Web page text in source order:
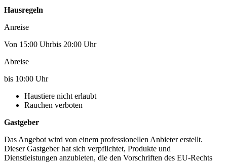
Hausregeln
Anreise
Von 15:00 Uhrbis 20:00 Uhr
Abreise
bis 10:00 Uhr
Haustiere nicht erlaubt
Rauchen verboten
Gastgeber
Das Angebot wird von einem professionellen Anbieter erstellt.
Dieser Gastgeber hat sich verpflichtet, Produkte und
Dienstleistungen anzubieten, die den Vorschriften des EU-Rechts